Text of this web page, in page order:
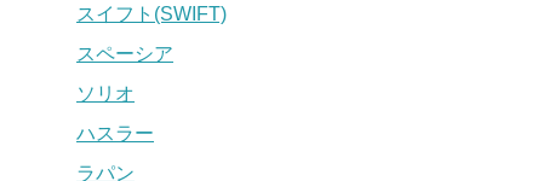
スイフト(SWIFT)
スペーシア
ソリオ
ハスラー
ラパン